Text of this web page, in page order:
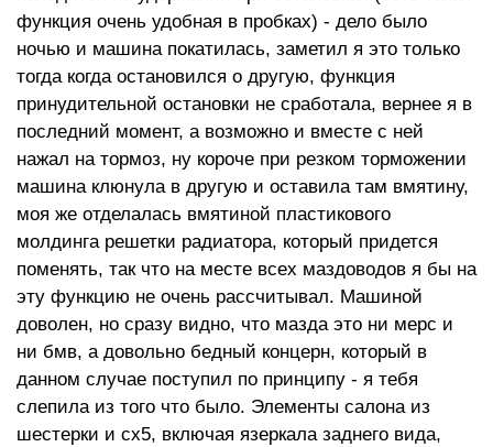
функция очень удобная в пробках) - дело было
ночью и машина покатилась, заметил я это только
тогда когда остановился о другую, функция
принудительной остановки не сработала, вернее я в
последний момент, а возможно и вместе с ней
нажал на тормоз, ну короче при резком торможении
машина клюнула в другую и оставила там вмятину,
моя же отделалась вмятиной пластикового
молдинга решетки радиатора, который придется
поменять, так что на месте всех маздоводов я бы на
эту функцию не очень рассчитывал. Машиной
доволен, но сразу видно, что мазда это ни мерс и
ни бмв, а довольно бедный концерн, который в
данном случае поступил по принципу - я тебя
слепила из того что было. Элементы салона из
шестерки и сх5, включая язеркала заднего вида,